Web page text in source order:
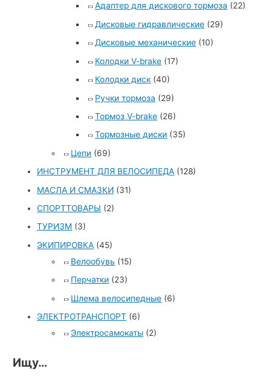
Адаптер для дискового тормоза (22)
Дисковые гидравлические (29)
Дисковые механические (10)
Колодки V-brake (17)
Колодки диск (40)
Ручки тормоза (29)
Тормоз V-brake (26)
Тормозные диски (35)
Цепи (69)
ИНСТРУМЕНТ ДЛЯ ВЕЛОСИПЕДА (128)
МАСЛА И СМАЗКИ (31)
СПОРТТОВАРЫ (2)
ТУРИЗМ (3)
ЭКИПИРОВКА (45)
Велообувь (15)
Перчатки (23)
Шлема велосипедные (6)
ЭЛЕКТРОТРАНСПОРТ (6)
Электросамокаты (2)
Ищу…